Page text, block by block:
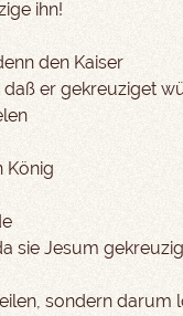
ihn!
den Kaiser
er gekreuziget
König
sie Jesum
sondern darum